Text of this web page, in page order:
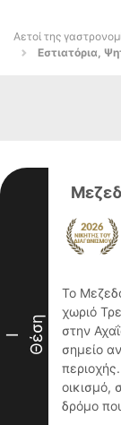
Αετοί της
Εστιατόρια,
I Θέση
Το
χωριό
στην
σημείο
οικισμό,
δρόμο